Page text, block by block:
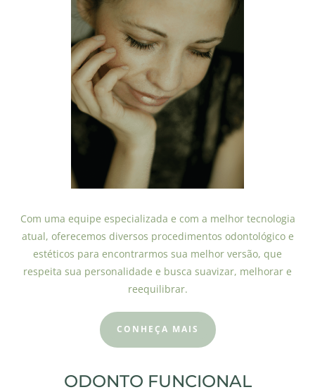
Com uma equipe especializada e com a melhor tecnologia
atual, oferecemos diversos procedimentos odontológico e
estéticos para encontrarmos sua melhor versão, que
respeita sua personalidade e busca suavizar, melhorar e
reequilibrar.
CONHEÇA MAIS
ODONTO FUNCIONAL